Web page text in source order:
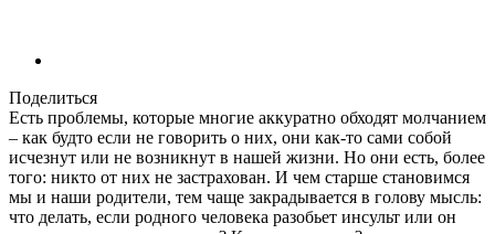
Поделиться
Есть проблемы, которые многие аккуратно обходят молчанием
– как будто если не говорить о них, они как-то сами собой
исчезнут или не возникнут в нашей жизни. Но они есть, более
того: никто от них не застрахован. И чем старше становимся
мы и наши родители, тем чаще закрадывается в голову мысль:
что делать, если родного человека разобьет инсульт или он